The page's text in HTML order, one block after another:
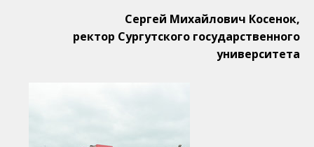
Сергей Михайлович Косенок,
ректор Сургутского государственного
университета